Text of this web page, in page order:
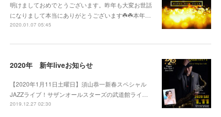
明けましておめでとうございます。昨年も大変お世話
になりまして本当にありがとうございます☘️☘️本年…
2020.01.07 05:45
2020年 新年liveお知らせ
【2020年1月11日土曜日】須山恭一新春スペシャル
JAZZライブ！サザンオールスターズの武道館ライ…
2019.12.27 02:30